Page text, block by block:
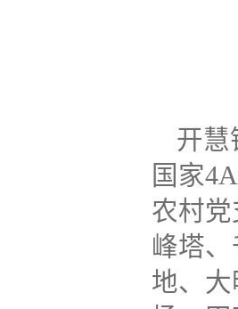
开慧
国家
农村
峰塔
地、